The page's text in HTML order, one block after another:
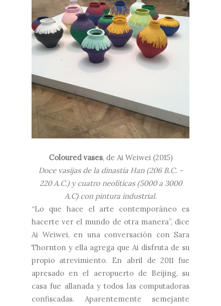
Coloured vases, de Ai Weiwei (2015)
Doce vasijas de la dinastía Han (206 B.C. -
220 A.C.) y cuatro neolíticas (5000 a 3000
A.C) con pintura industrial.
“Lo que hace el arte contemporáneo es
hacerte ver el mundo de otra manera”, dice
Ai Weiwei, en una conversación con Sara
Thornton y ella agrega que Ai disfruta de su
propio atrevimiento. En abril de 2011 fue
apresado en el aeropuerto de Beijing, su
casa fue allanada y todos las computadoras
confiscadas. Aparentemente semejante